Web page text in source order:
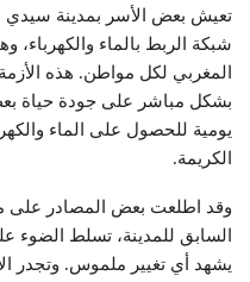
تعيش بعض الأسر بمدينة
شبكة الربط بالماء
المغربي لكل مواطن. هذه
بشكل مباشر على جودة حياة
يومية للحصول على الماء
الكريمة.
وقد اطلعت بعض المصادر على
السابق للمدينة، تسلط الضوء
يشهد أي تغيير ملموس. وتجدر